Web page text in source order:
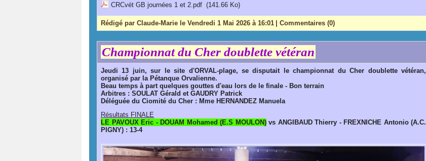
CRCvét GB journées 1 et 2.pdf (141.66 Ko)
Rédigé par Claude-Marie le Vendredi 1 Mai 2026 à 16:01 | Commentaires (0)
Championnat du Cher doublette vétéran
Jeudi 13 juin, sur le site d'ORVAL-plage, se disputait le championnat du Cher doublette vétéran,
organisé par la Pétanque Orvalienne.
Beau temps à part quelques gouttes d'eau lors de le finale - Bon terrain
Arbitres : SOULAT Gérald et GAUDRY Patrick
Déléguée du Ciomité du Cher : Mme HERNANDEZ Manuela
Résultats FINALE
LE PAVOUX Eric - DOUAM Mohamed (E.S MOULON) vs ANGIBAUD Thierry - FREXNICHE Antonio (A.C.
PIGNY) : 13-4